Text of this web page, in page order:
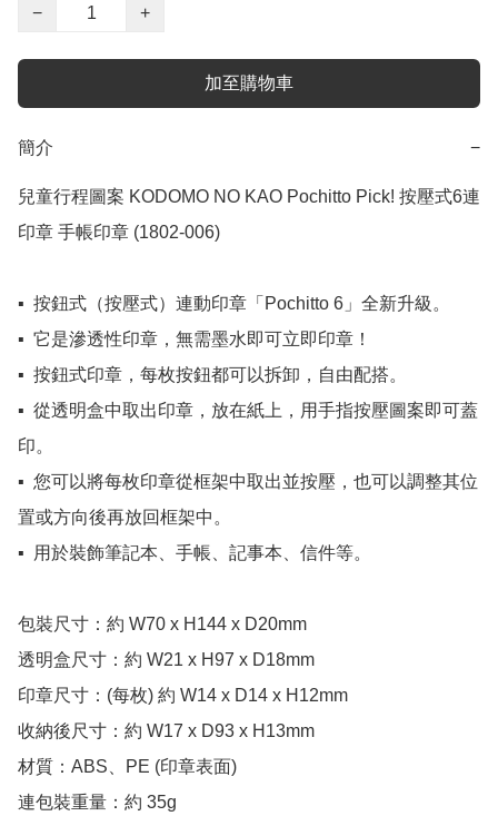
−
+
加至購物車
簡介 −
兒童行程圖案 KODOMO NO KAO Pochitto Pick! 按壓式6連
印章 手帳印章 (1802-006)
▪️  按鈕式（按壓式）連動印章「Pochitto 6」全新升級。
▪️  它是滲透性印章，無需墨水即可立即印章！
▪️  按鈕式印章，每枚按鈕都可以拆卸，自由配搭。
▪️  從透明盒中取出印章，放在紙上，用手指按壓圖案即可蓋
印。
▪️  您可以將每枚印章從框架中取出並按壓，也可以調整其位
置或方向後再放回框架中。
▪️  用於裝飾筆記本、手帳、記事本、信件等。
包裝尺寸：約 W70 x H144 x D20mm
透明盒尺寸：約 W21 x H97 x D18mm
印章尺寸：(每枚) 約 W14 x D14 x H12mm
收納後尺寸：約 W17 x D93 x H13mm
材質：ABS、PE (印章表面)
連包裝重量：約 35g